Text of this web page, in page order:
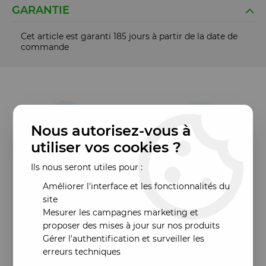
GARANTIE
Cet article est garanti 185 jours à partir de la date de
commande
Nous autorisez-vous à
utiliser vos cookies ?
Ils nous seront utiles pour :
Améliorer l'interface et les fonctionnalités du
site
Mesurer les campagnes marketing et
proposer des mises à jour sur nos produits
Gérer l'authentification et surveiller les
erreurs techniques